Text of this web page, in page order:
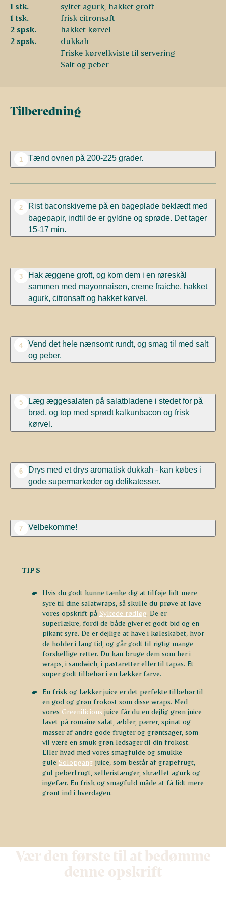
1 stk.
syltet agurk, hakket groft
1 tsk.
frisk citronsaft
2 spsk.
hakket kørvel
2 spsk.
dukkah
Friske kørvelkviste til servering
Salt og peber
Tilberedning
1 Tænd ovnen på 200-225 grader.
2 Rist baconskivernepå en bageplade beklædt med
bagepapir, indtil de er gyldne og sprøde. Det tager
15-17 min.
3
Hak æggene groft, og kom dem i en røreskål
sammen med mayonnaisen, creme fraiche, hakket
agurk, citronsaft og hakket kørvel.
4
Vend det hele nænsomt rundt, og smag til med salt
og peber.
5
Læg æggesalaten på salatbladene i stedet for på
brød, og top med sprødt kalkunbacon og frisk
kørvel.
6
Drys med et drys aromatisk dukkah - kan købes i
gode supermarkeder og delikatesser.
7 Velbekomme!
TIPS
Hvis du godt kunne tænke dig at tilføje lidt mere
syre til dine salatwraps, så skulle du prøve at lave
vores opskrift på Syltede rødløg. De er
superlækre, fordi de både giver et godt bid og en
pikant syre. De er dejlige at have i køleskabet, hvor
de holder i lang tid, og går godt til rigtig mange
forskellige retter. Du kan bruge dem som her i
wraps, i sandwich, i pastaretter eller til tapas. Et
super godt tilbehør i en lækker farve.
En frisk og lækker juice er det perfekte tilbehør til
en god og grøn frokost som disse wraps. Med
vores Greenilicious juice får du en dejlig grøn juice
lavet på romaine salat, æbler, pærer, spinat og
masser af andre gode frugter og grøntsager, som
vil være en smuk grøn ledsager til din frokost.
Eller hvad med vores smagfulde og smukke
gule Solopgang juice, som består af grapefrugt,
gul peberfrugt, selleristænger, skrællet agurk og
ingefær. En frisk og smagfuld måde at få lidt mere
grønt ind i hverdagen.
Vær den første til at bedømme
denne opskrift